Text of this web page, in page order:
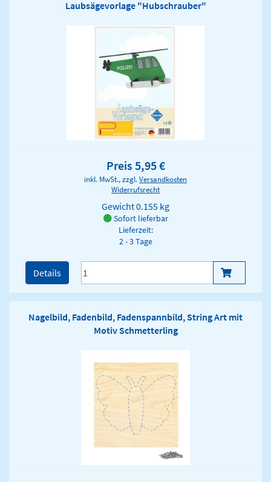
Laubsägevorlage "Hubschrauber"
Preis 5,95 €
inkl. MwSt., zzgl.Versandkosten
Widerrufsrecht
Gewicht0.155 kg
Sofort lieferbar
Lieferzeit:
2 - 3 Tage
Details
Nagelbild, Fadenbild, Fadenspannbild, String Art mit
Motiv Schmetterling